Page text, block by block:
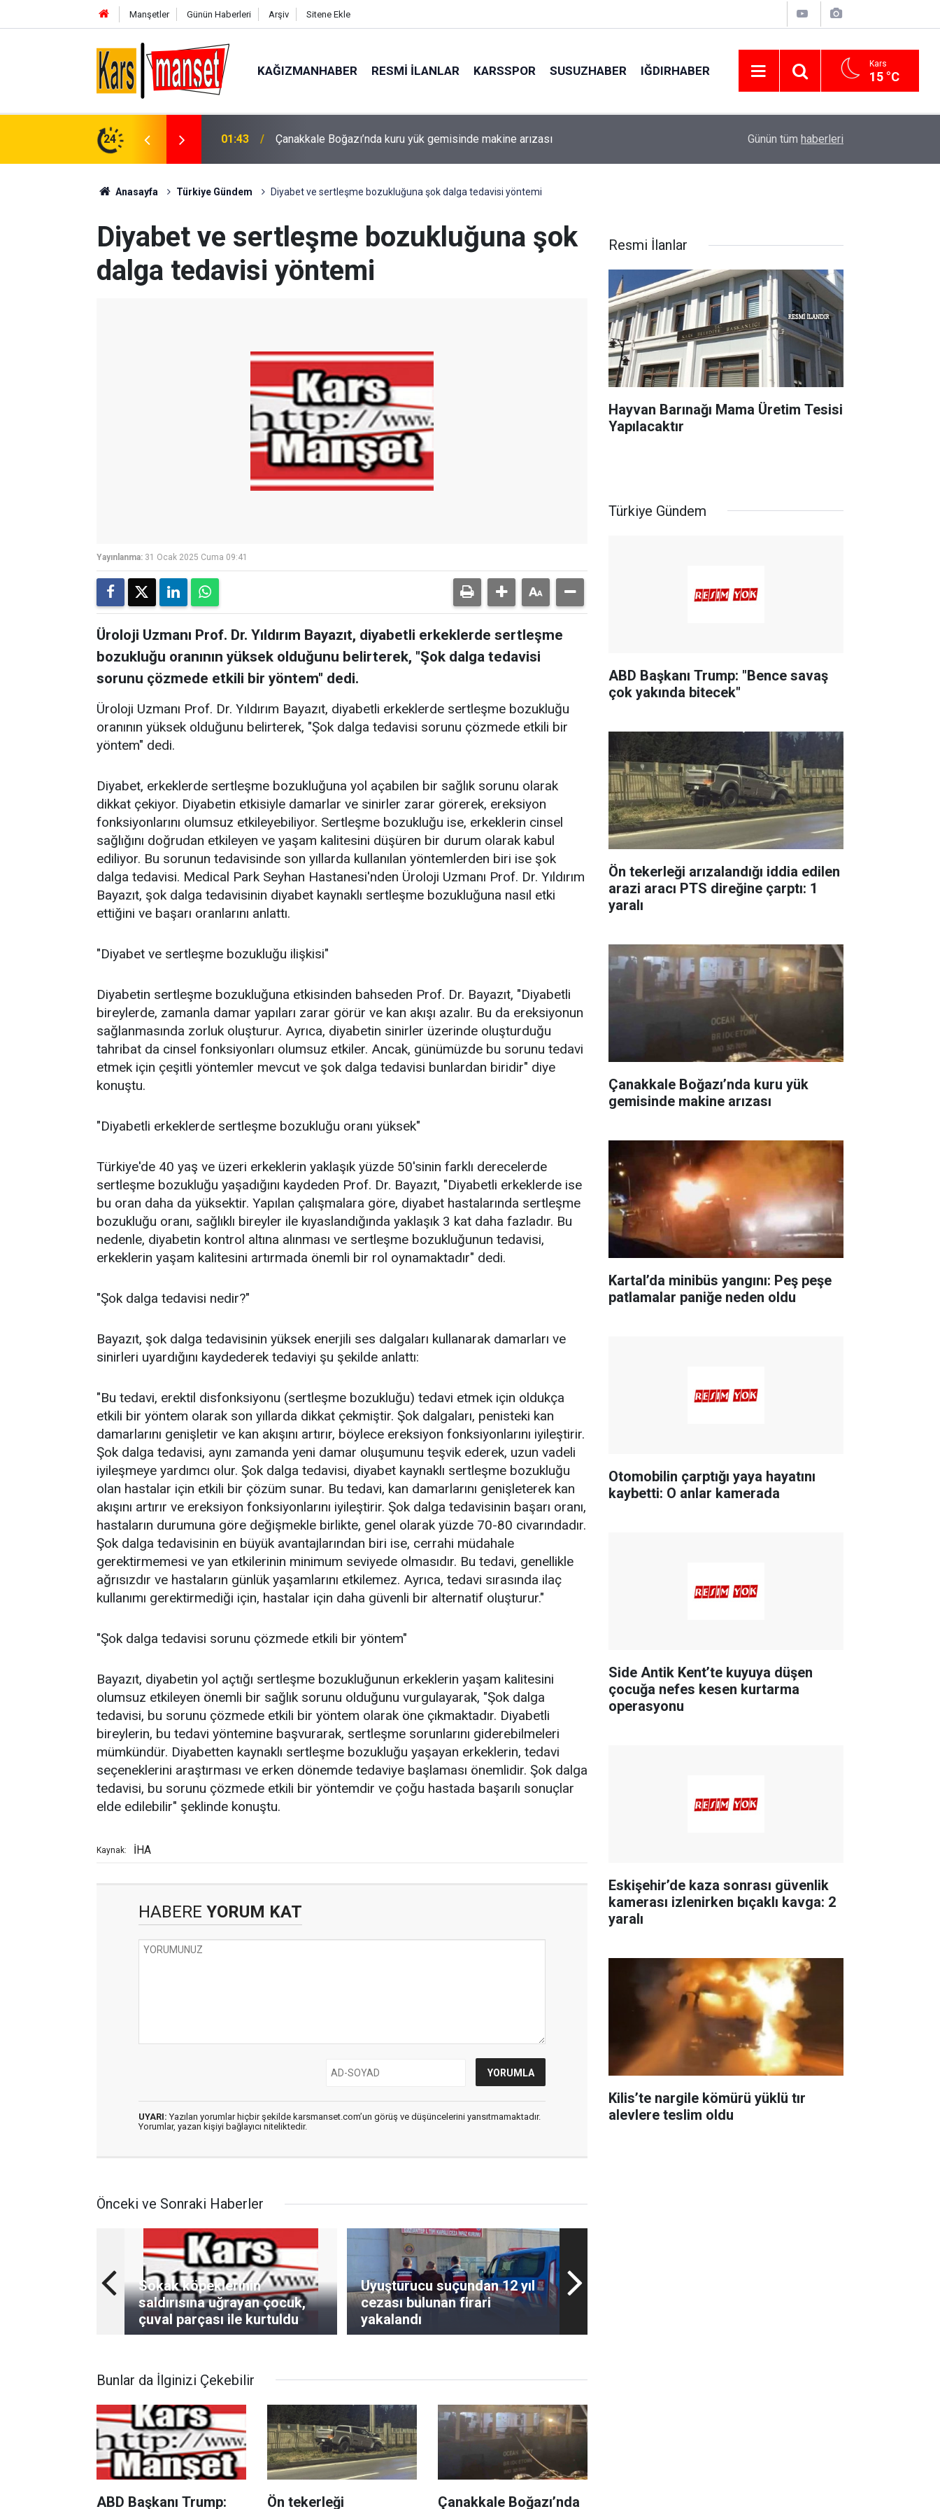
Manşetler Günün Haberleri Arşiv Sitene Ekle
KAĞIZMANHABER RESMI İLANLAR KARSSPOR SUSUZHABER IĞDIRHABER Kars
15 °C
24
01:43
Çanakkale Boğazı’nda kuru yük gemisinde makine arızası
00:49
Kartal’da minibüs yangını: Peş peşe patlamalar paniğe neden oldu Otomobilin çarptığı yaya hayatını kaybetti: O
Günün tüm haberleri
Anasayfa Türkiye Gündem Diyabet ve sertleşme bozukluğuna şok dalga tedavisi yöntemi
Diyabet ve sertleşme bozukluğuna şok
dalga tedavisi yöntemi
Yayınlanma: 31 Ocak 2025 Cuma 09:41
Üroloji Uzmanı Prof. Dr. Yıldırım Bayazıt, diyabetli erkeklerde sertleşme
bozukluğu oranının yüksek olduğunu belirterek, "Şok dalga tedavisi
sorunu çözmede etkili bir yöntem" dedi.
Üroloji Uzmanı Prof. Dr. Yıldırım Bayazıt, diyabetli erkeklerde sertleşme bozukluğu
oranının yüksek olduğunu belirterek, "Şok dalga tedavisi sorunu çözmede etkili bir
yöntem" dedi.
Diyabet, erkeklerde sertleşme bozukluğuna yol açabilen bir sağlık sorunu olarak
dikkat çekiyor. Diyabetin etkisiyle damarlar ve sinirler zarar görerek, ereksiyon
fonksiyonlarını olumsuz etkileyebiliyor. Sertleşme bozukluğu ise, erkeklerin cinsel
sağlığını doğrudan etkileyen ve yaşam kalitesini düşüren bir durum olarak kabul
ediliyor. Bu sorunun tedavisinde son yıllarda kullanılan yöntemlerden biri ise şok
dalga tedavisi. Medical Park Seyhan Hastanesi'nden Üroloji Uzmanı Prof. Dr. Yıldırım
Bayazıt, şok dalga tedavisinin diyabet kaynaklı sertleşme bozukluğuna nasıl etki
ettiğini ve başarı oranlarını anlattı.
"Diyabet ve sertleşme bozukluğu ilişkisi"
Diyabetin sertleşme bozukluğuna etkisinden bahseden Prof. Dr. Bayazıt, "Diyabetli
bireylerde, zamanla damar yapıları zarar görür ve kan akışı azalır. Bu da ereksiyonun
sağlanmasında zorluk oluşturur. Ayrıca, diyabetin sinirler üzerinde oluşturduğu
tahribat da cinsel fonksiyonları olumsuz etkiler. Ancak, günümüzde bu sorunu tedavi
etmek için çeşitli yöntemler mevcut ve şok dalga tedavisi bunlardan biridir" diye
konuştu.
"Diyabetli erkeklerde sertleşme bozukluğu oranı yüksek"
Türkiye'de 40 yaş ve üzeri erkeklerin yaklaşık yüzde 50'sinin farklı derecelerde
sertleşme bozukluğu yaşadığını kaydeden Prof. Dr. Bayazıt, "Diyabetli erkeklerde ise
bu oran daha da yüksektir. Yapılan çalışmalara göre, diyabet hastalarında sertleşme
bozukluğu oranı, sağlıklı bireyler ile kıyaslandığında yaklaşık 3 kat daha fazladır. Bu
nedenle, diyabetin kontrol altına alınması ve sertleşme bozukluğunun tedavisi,
erkeklerin yaşam kalitesini artırmada önemli bir rol oynamaktadır" dedi.
"Şok dalga tedavisi nedir?"
Bayazıt, şok dalga tedavisinin yüksek enerjili ses dalgaları kullanarak damarları ve
sinirleri uyardığını kaydederek tedaviyi şu şekilde anlattı:
"Bu tedavi, erektil disfonksiyonu (sertleşme bozukluğu) tedavi etmek için oldukça
etkili bir yöntem olarak son yıllarda dikkat çekmiştir. Şok dalgaları, penisteki kan
damarlarını genişletir ve kan akışını artırır, böylece ereksiyon fonksiyonlarını iyileştirir.
Şok dalga tedavisi, aynı zamanda yeni damar oluşumunu teşvik ederek, uzun vadeli
iyileşmeye yardımcı olur. Şok dalga tedavisi, diyabet kaynaklı sertleşme bozukluğu
olan hastalar için etkili bir çözüm sunar. Bu tedavi, kan damarlarını genişleterek kan
akışını artırır ve ereksiyon fonksiyonlarını iyileştirir. Şok dalga tedavisinin başarı oranı,
hastaların durumuna göre değişmekle birlikte, genel olarak yüzde 70-80 civarındadır.
Şok dalga tedavisinin en büyük avantajlarından biri ise, cerrahi müdahale
gerektirmemesi ve yan etkilerinin minimum seviyede olmasıdır. Bu tedavi, genellikle
ağrısızdır ve hastaların günlük yaşamlarını etkilemez. Ayrıca, tedavi sırasında ilaç
kullanımı gerektirmediği için, hastalar için daha güvenli bir alternatif oluşturur."
"Şok dalga tedavisi sorunu çözmede etkili bir yöntem"
Bayazıt, diyabetin yol açtığı sertleşme bozukluğunun erkeklerin yaşam kalitesini
olumsuz etkileyen önemli bir sağlık sorunu olduğunu vurgulayarak, "Şok dalga
tedavisi, bu sorunu çözmede etkili bir yöntem olarak öne çıkmaktadır. Diyabetli
bireylerin, bu tedavi yöntemine başvurarak, sertleşme sorunlarını giderebilmeleri
mümkündür. Diyabetten kaynaklı sertleşme bozukluğu yaşayan erkeklerin, tedavi
seçeneklerini araştırması ve erken dönemde tedaviye başlaması önemlidir. Şok dalga
tedavisi, bu sorunu çözmede etkili bir yöntemdir ve çoğu hastada başarılı sonuçlar
elde edilebilir" şeklinde konuştu.
Kaynak: İHA
HABERE YORUM KAT
UYARI: Yazılan yorumlar hiçbir şekilde karsmanset.com’un görüş ve düşüncelerini yansıtmamaktadır.
Yorumlar, yazan kişiyi bağlayıcı niteliktedir.
Önceki ve Sonraki Haberler
Sokak köpeklerinin
saldırısına uğrayan çocuk,
çuval parçası ile kurtuldu
Uyuşturucu suçundan 12 yıl
cezası bulunan firari
yakalandı
Bunlar da İlginizi Çekebilir
ABD Başkanı Trump: Ön tekerleği Çanakkale Boğazı’nda
Resmi İlanlar
Hayvan Barınağı Mama Üretim Tesisi
Yapılacaktır
Türkiye Gündem
ABD Başkanı Trump: "Bence savaş
çok yakında bitecek"
Ön tekerleği arızalandığı iddia edilen
arazi aracı PTS direğine çarptı: 1
yaralı
Çanakkale Boğazı’nda kuru yük
gemisinde makine arızası
Kartal’da minibüs yangını: Peş peşe
patlamalar paniğe neden oldu
Otomobilin çarptığı yaya hayatını
kaybetti: O anlar kamerada
Side Antik Kent’te kuyuya düşen
çocuğa nefes kesen kurtarma
operasyonu
Eskişehir’de kaza sonrası güvenlik
kamerası izlenirken bıçaklı kavga: 2
yaralı
Kilis’te nargile kömürü yüklü tır
alevlere teslim oldu